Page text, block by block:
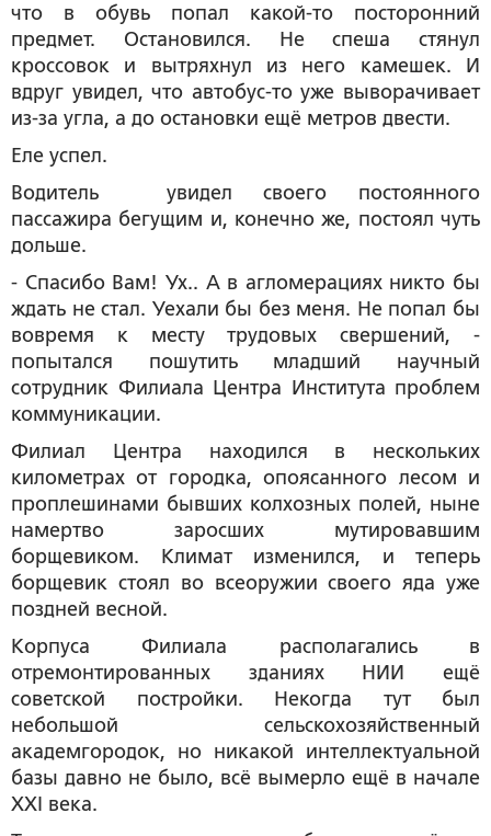
что в обувь попал какой-то посторонний
предмет. Остановился. Не спеша стянул
кроссовок и вытряхнул из него камешек. И
вдруг увидел, что автобус-то уже выворачивает
из-за угла, а до остановки ещё метров двести.
Еле успел.
Водитель увидел своего постоянного
пассажира бегущим и, конечно же, постоял чуть
дольше.
- Спасибо Вам! Ух.. А в агломерациях никто бы
ждать не стал. Уехали бы без меня. Не попал бы
вовремя к месту трудовых свершений, -
попытался пошутить младший научный
сотрудник Филиала Центра Института проблем
коммуникации.
Филиал Центра находился в нескольких
километрах от городка, опоясанного лесом и
проплешинами бывших колхозных полей, ныне
намертво заросших мутировавшим
борщевиком. Климат изменился, и теперь
борщевик стоял во всеоружии своего яда уже
поздней весной.
Корпуса Филиала располагались в
отремонтированных зданиях НИИ ещё
советской постройки. Некогда тут был
небольшой сельскохозяйственный
академгородок, но никакой интеллектуальной
базы давно не было, всё вымерло ещё в начале
XXI века.